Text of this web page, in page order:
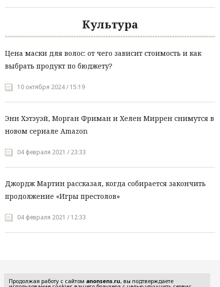
Культура
Цена маски для волос: от чего зависит стоимость и как
выбрать продукт по бюджету?
10 октября 2024 / 15:19
Энн Хэтэуэй, Морган Фриман и Хелен Миррен снимутся в
новом сериале Amazon
04 февраля 2021 / 23:33
Джордж Мартин рассказал, когда собирается закончить
продолжение «Игры престолов»
04 февраля 2021 / 12:33
Продолжая работу с сайтом anonsens.ru, вы подтверждаете